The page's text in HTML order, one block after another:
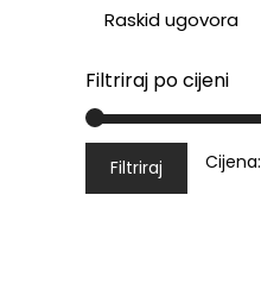
Raskid ugovora
Filtriraj po cijeni
Filtriraj Cijena: